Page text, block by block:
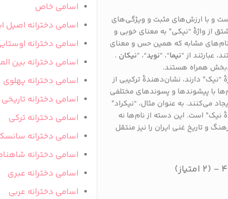
و با ارزش‌های مثبت و ویژگی‌های
از واژهٔ “نیکی” به معنای خوبی و
نام‌های مشابه که همین حس و معنای
عبارتند از “نیما“، “نوید“، “نیکان .
همراه هستند.
“نیک” دارند، نشان‌دهندهٔ ترکیبی از
با پیشوندها و پسوندهای مختلفی
می‌کنند. به عنوان مثال، “نیکراد”
نیک” است. این دسته از نام‌ها نه
و تاریخ غنی ایران را نیز منتقل
اسامی خاص
اسامی دخترانه اصیل
اسامی دخترانه
اسامی دخترانه بین
اسامی دخترانه پهلوی
اسامی دخترانه تاریخی
اسامی دخترانه ترکی
اسامی دخترانه
اسامی دخترانه
اسامی دخترانه عبری
اسامی دخترانه عربی